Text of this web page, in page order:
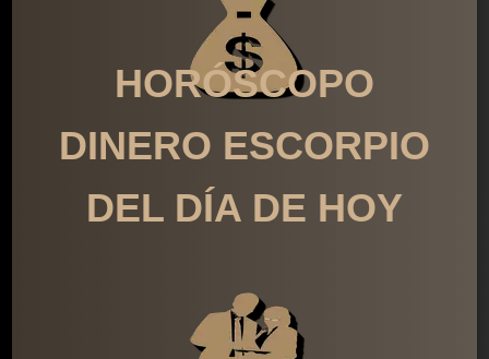
HORÓSCOPO
DINERO ESCORPIO
DEL DÍA DE HOY